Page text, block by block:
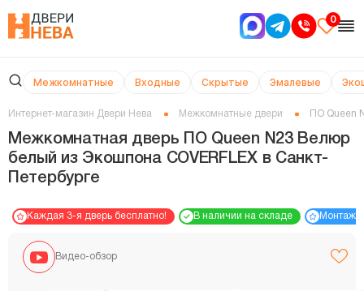
0
Межкомнатные Входные Скрытые Эмалевые
Интернет-магазин Двери Нева Межкомнатные двери ПО Queen
Межкомнатная дверь ПО Queen N23 Велюр
белый из Экошпона COVERFLEX в Cанкт-
Петербурге
Каждая 3-я дверь бесплатно! В наличии на складе Монтаж
Видео-обзор